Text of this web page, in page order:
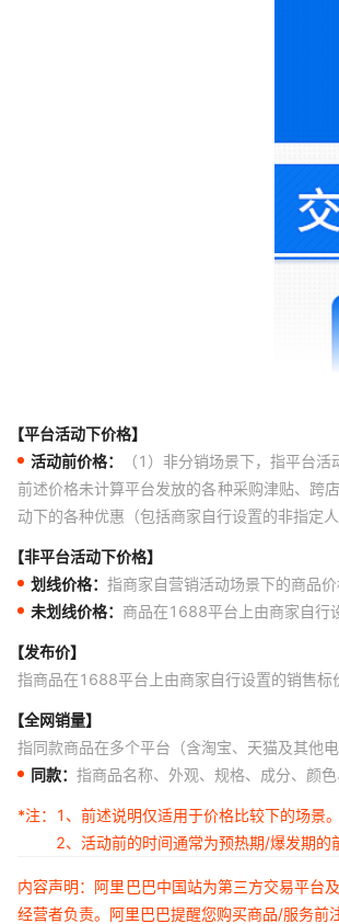
【平台活动下价格】
活动前价格：
（1）非分销场景下，指平台
前述价格未计算平台发放的各种采购津贴、跨
动下的各种优惠（包括商家自行设置的非指定
【非平台活动下价格】
划线价格： 指商家自营销活动场景下的商品
未划线价格： 商品在1688平台上由商家自行
【发布价】
指商品在1688平台上由商家自行设置的销售标
【全网销量】
指同款商品在多个平台（含淘宝、天猫及其他
同款： 指商品名称、外观、规格、成分、颜
*注：
1、前述说明仅适用于价格比较下的场景。
2、活动前的时间通常为预热期/爆发期
内容声明：阿里巴巴中国站为第三方交易平台
经营者负责。阿里巴巴提醒您购买商品/服务